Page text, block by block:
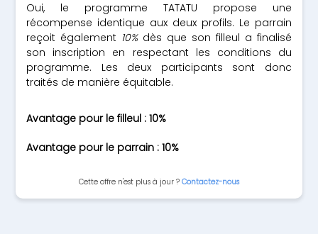
Oui, le programme TATATU propose une
récompense identique aux deux profils. Le parrain
reçoit également 10%dès que son filleul a finalisé
son inscription en respectant les conditions du
programme. Les deux participants sont donc
traités de manière équitable.
Avantage pour le filleul : 10%
Avantage pour le parrain : 10%
Cette offre n'est plus à jour ? Contactez-nous